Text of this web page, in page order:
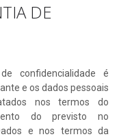
DE
confidencialidade é
e os dados pessoais
nos termos do
do previsto no
e nos termos da